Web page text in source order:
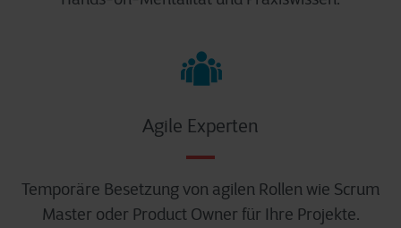
Agile Experten
Temporäre Besetzung von agilen Rollen wie Scrum
Master oder Product Owner für Ihre Projekte.